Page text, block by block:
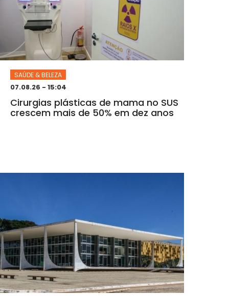
SAÚDE & BELEZA
07.08.26 - 15:04
Cirurgias plásticas de mama no SUS
crescem mais de 50% em dez anos